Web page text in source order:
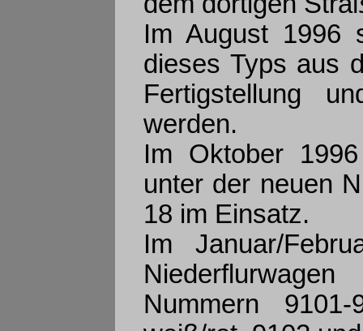
Im August 1996
dieses Typs aus
Fertigstellung
werden.
Im Oktober
unter der neuen
18 im Einsatz.
Im Januar/
Nummern